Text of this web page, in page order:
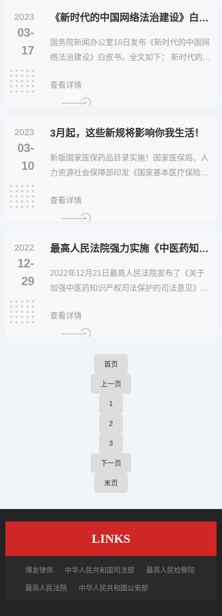
学证明的正页、副页和存根三联右下方的“出生
2023
03-
17
《新时代的中国网络法治建设》白皮书发布！
国务院新闻办公室16日发布《新时代的中国网
络法治建设》白皮书。全文如下： 新时代的中
国国务院新闻办公室 目录 前言
一、坚定不移走依法治网之路 二、夯实网
保障法律制度 （二）健全数字经济法
查看详情
2023
03-
10
3月起，这些新规将影响你我生活！
新版国家医保药品目录实施！国家医保局、人
力资源社会保障部印发《国家基本医疗保险、
自2023年3月1日起正式实施。新版国家医保药
品目录新增111个药品，谈判和竞价新准入的
药品目录内药品总数达到2967种，其中西药15
查看详情
2022
12-
29
最高人民法院强力实施《中医药知识产权》司法保护
2022年12月21日最高人民法院发布了《关于
加强中医药知识产权司法保护的司法意见》，
包括中医药的专利法保护，中药组合物、中药
提取物、中药剂型、中药制备方法、中医中药
中药材可以申请植物新品种权。中医药的商业
标志保护，中药材地理标志 驰名商标...
查看详情
首页
上一页
1
2
3
下一页
末页
LINKS
博友律师 中华人民共和国司法部 最高人民检察院
最高人民法院 中华人民共和国公安部